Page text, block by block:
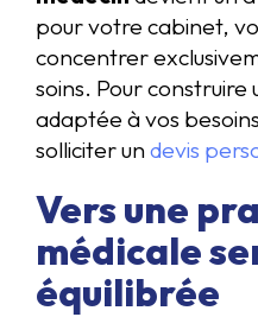
pour votre cabinet,
concentrer
soins. Pour construire
adaptée à vos
solliciter undevis
Vers une
médicale
équilibrée